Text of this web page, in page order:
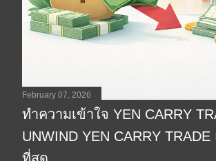
February 07, 2026
ทำความเข้าใจ YEN CARRY
UNWIND YEN CARRY